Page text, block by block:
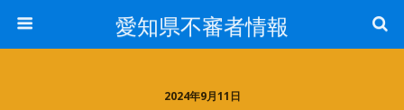
愛知県不審者情報
2024年9月11日